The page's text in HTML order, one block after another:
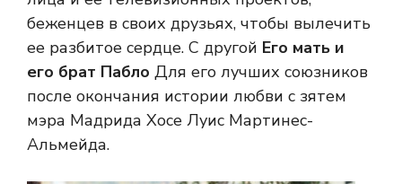
беженцев в своих друзьях, чтобы вылечить
ее разбитое сердце. С другой Его мать и
его брат Пабло Для его лучших союзников
после окончания истории любви с зятем
мэра Мадрида Хосе Луис Мартинес-
Альмейда.